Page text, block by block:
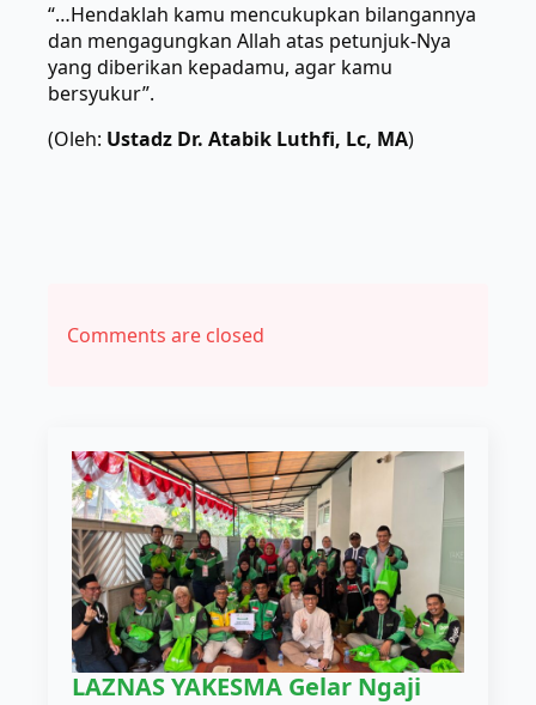
“…Hendaklah kamu mencukupkan bilangannya
dan mengagungkan Allah atas petunjuk-Nya
yang diberikan kepadamu, agar kamu
bersyukur”.
(Oleh: Ustadz Dr. Atabik Luthfi, Lc, MA)
Comments are closed
LAZNAS YAKESMA Gelar Ngaji